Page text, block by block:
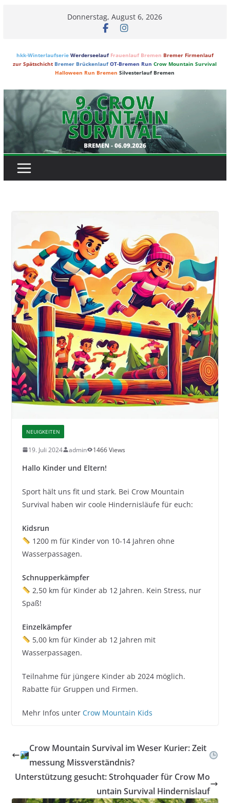
Donnerstag, August 6, 2026
hkk-Winterlaufserie Werderseelauf Frauenlauf Bremen Bremer Firmenlauf
zur Spätschicht Bremer Brückenlauf OT-Bremen Run Crow Mountain Survival
Halloween Run Bremen Silvesterlauf Bremen
NEUIGKEITEN
19. Juli 2024 admin 1466 Views
Hallo Kinder und Eltern!
Sport hält uns fit und stark. Bei Crow Mountain
Survival haben wir coole Hindernisläufe für euch:
Kidsrun
1200 m für Kinder von 10-14 Jahren ohne
Wasserpassagen.
Schnupperkämpfer
2,50 km für Kinder ab 12 Jahren. Kein Stress, nur
Spaß!
Einzelkämpfer
5,00 km für Kinder ab 12 Jahren mit
Wasserpassagen.
Teilnahme für jüngere Kinder ab 2024 möglich.
Rabatte für Gruppen und Firmen.
Mehr Infos unter Crow Mountain Kids
Crow Mountain Survival im Weser Kurier: Zeit
messung Missverständnis?
Unterstützung gesucht: Strohquader für Crow Mo
untain Survival Hindernislauf